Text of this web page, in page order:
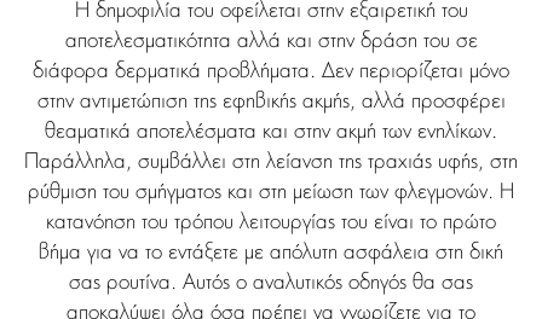
Η δημοφιλία του οφείλεται στην εξαιρετική του
αποτελεσματικότητα αλλά και στην δράση του σε
διάφορα δερματικά προβλήματα. Δεν περιορίζεται μόνο
στην αντιμετώπιση της εφηβικής ακμής, αλλά προσφέρει
θεαματικά αποτελέσματα και στην ακμή των ενηλίκων.
Παράλληλα, συμβάλλει στη λείανση της τραχιάς υφής, στη
ρύθμιση του σμήγματος και στη μείωση των φλεγμονών. Η
κατανόηση του τρόπου λειτουργίας του είναι το πρώτο
βήμα για να το εντάξετε με απόλυτη ασφάλεια στη δική
σας ρουτίνα. Αυτός ο αναλυτικός οδηγός θα σας
αποκαλύψει όλα όσα πρέπει να γνωρίζετε για το